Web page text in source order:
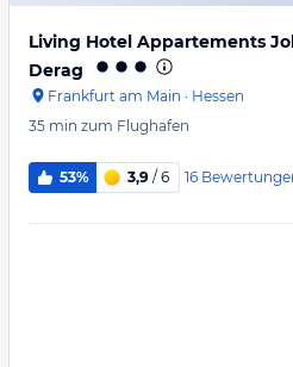
Living Hotel Appartements
Derag
Frankfurt am Main · Hessen
35 min zum Flughafen
53% 3,9 / 6 16